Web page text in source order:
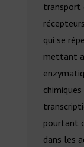
transport
qui se
mettant
pourtant
dans les